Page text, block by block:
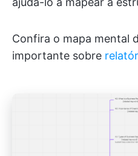
Confira o mapa mental
importante sobre